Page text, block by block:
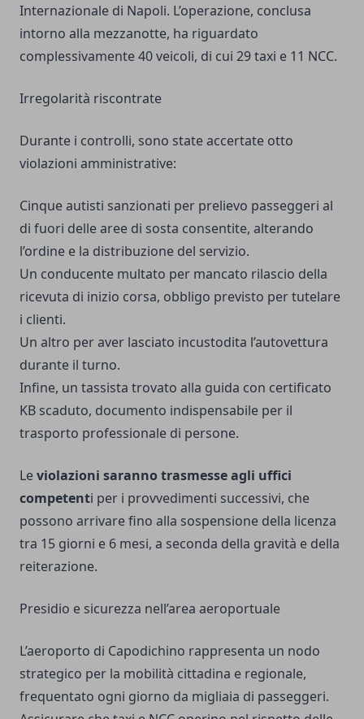
Internazionale di Napoli. L’operazione, conclusa
intorno alla mezzanotte, ha riguardato
complessivamente 40 veicoli, di cui 29 taxi e 11 NCC.
Irregolarità riscontrate
Durante i controlli, sono state accertate otto
violazioni amministrative:
Cinque autisti sanzionati per prelievo passeggeri al
di fuori delle aree di sosta consentite, alterando
l’ordine e la distribuzione del servizio.
Un conducente multato per mancato rilascio della
ricevuta di inizio corsa, obbligo previsto per tutelare
i clienti.
Un altro per aver lasciato incustodita l’autovettura
durante il turno.
Infine, un tassista trovato alla guida con certificato
KB scaduto, documento indispensabile per il
trasporto professionale di persone.
Leviolazioni saranno trasmesse agli uffici
competenti per i provvedimenti successivi, che
possono arrivare fino alla sospensione della licenza
tra 15 giorni e 6 mesi, a seconda della gravità e della
reiterazione.
Presidio e sicurezza nell’area aeroportuale
L’aeroporto di Capodichino rappresenta un nodo
strategico per la mobilità cittadina e regionale,
frequentato ogni giorno da migliaia di passeggeri.